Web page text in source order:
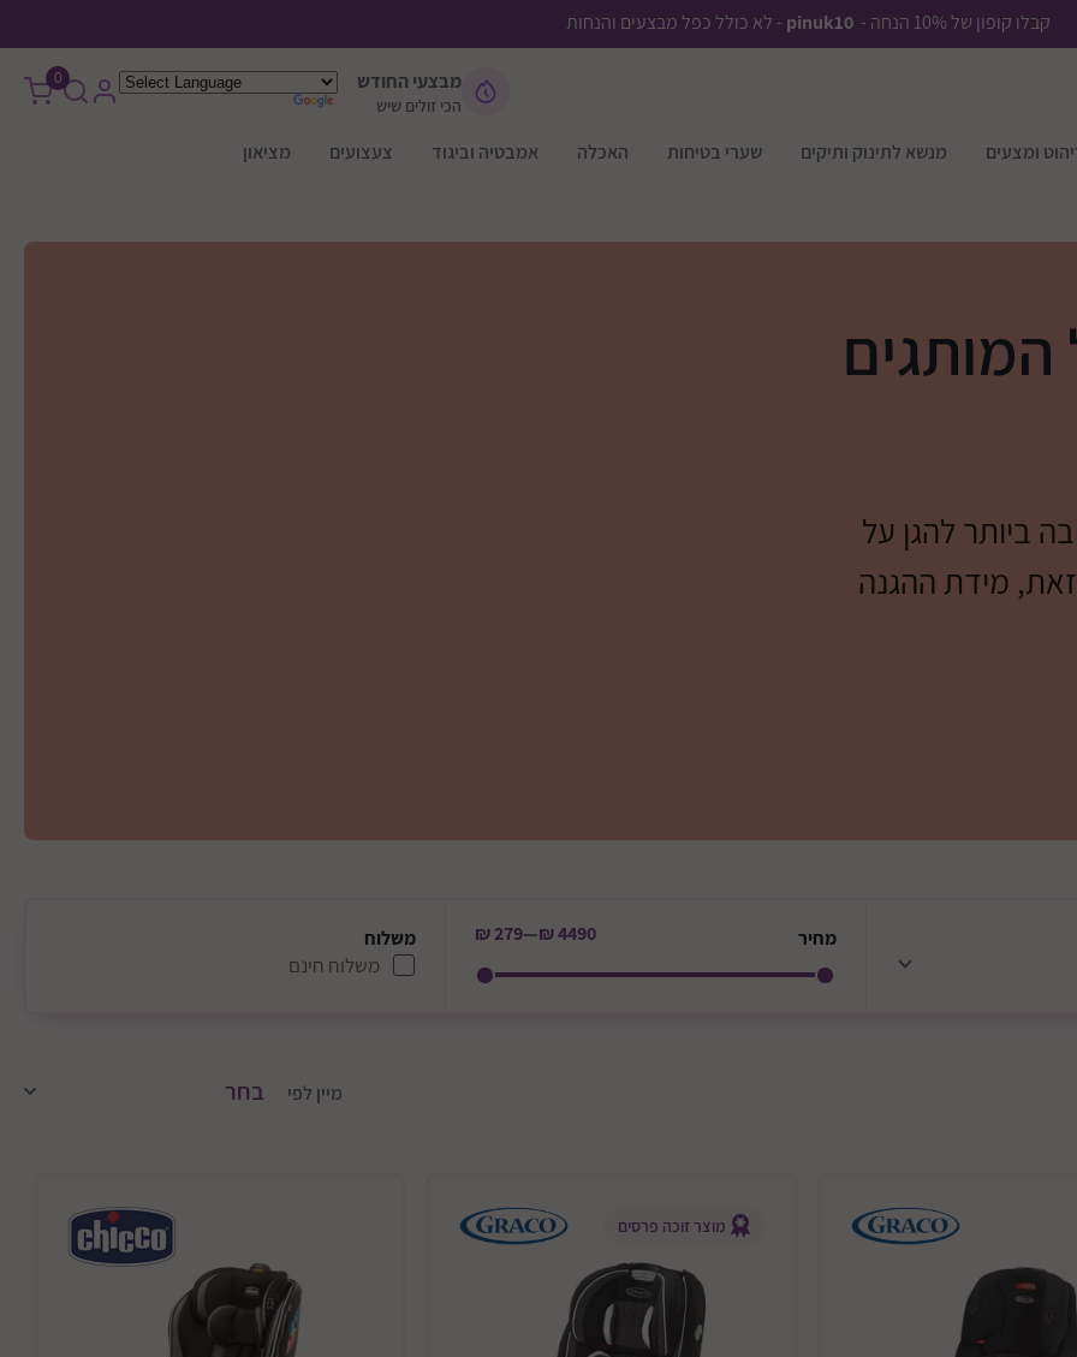
קבלו קופון של 10% הנחה - pinuk10 - לא כולל כפל מבצעים והנחות
ומצעים מנשא לתינוק ותיקים שערי בטיחות האכלה אמבטיה וביגוד צעצועים מציאון
מבצעי החודש
הכי זולים שיש
0
ביותר להגן על
מידת ההגנה
מחיר 4490 ₪
—
279 ₪ משלוח
משלוח חינם
מיין לפי
מוצר זוכה פרסים